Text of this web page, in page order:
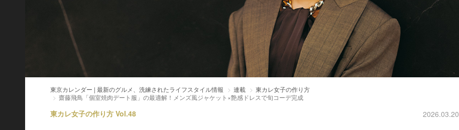
東京カレンダー | 最新のグルメ、洗練されたライフスタイル情報 連載
東カレ女子の作り方
齋藤飛鳥「個室焼肉デート服」の最適解！メンズ風ジャケット×艶感ドレスで旬コーデ完成
東カレ女子の作り方 Vol.48 2026.03.20